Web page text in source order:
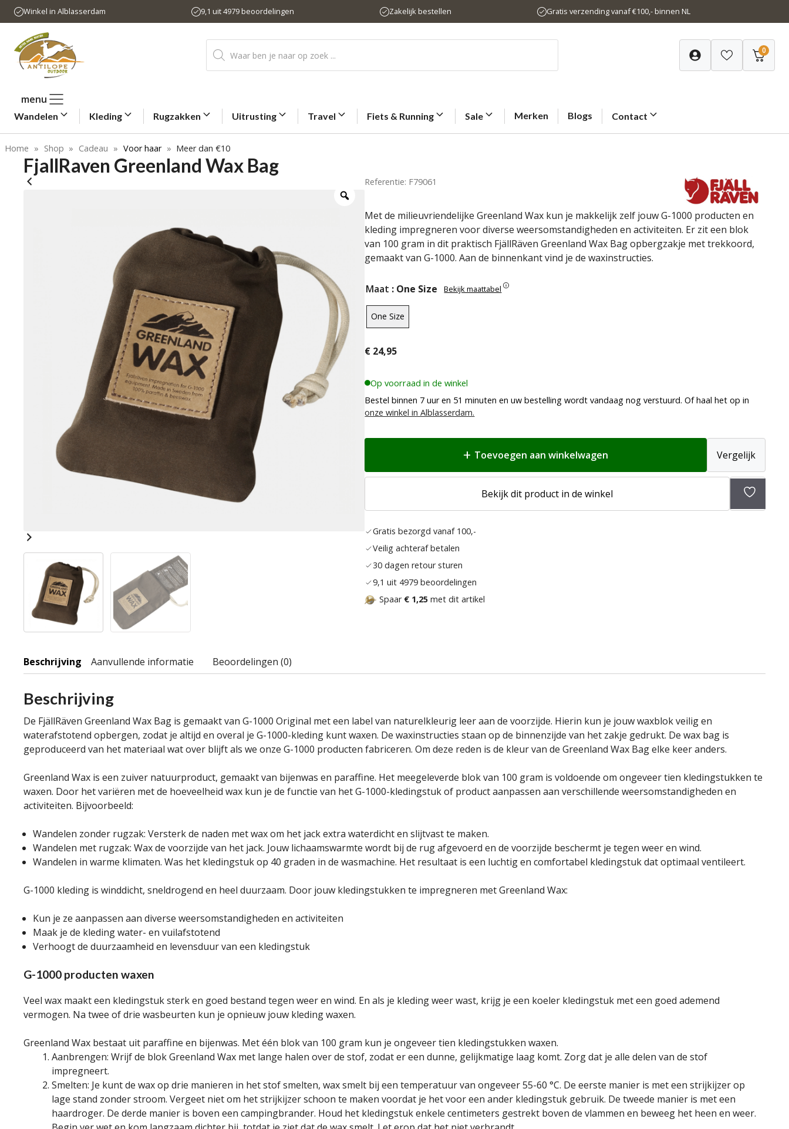
naar
inhoud
Winkel in Alblasserdam 9,1 uit 4979 beoordelingen Zakelijk bestellen Gratis verzending vanaf €100,- binnen NL
Producten
zoeken 0
menu
Wandelen Kleding Rugzakken Uitrusting Travel Fiets & Running Sale Merken Blogs Contact
Home » Shop » Cadeau » Voor haar » Meer dan €10
FjallRaven Greenland Wax Bag
Referentie: F79061
Met de milieuvriendelijke Greenland Wax kun je makkelijk zelf jouw G-1000 producten en
kleding impregneren voor diverse weersomstandigheden en activiteiten. Er zit een blok
van 100 gram in dit praktisch FjällRäven Greenland Wax Bag opbergzakje met trekkoord,
gemaakt van G-1000. Aan de binnenkant vind je de waxinstructies.
Maat : One Size Bekijk maattabel
One Size
€ 24,95
Op voorraad in de winkel
Bestel binnen 7 uur en 51 minuten en uw bestelling wordt vandaag nog verstuurd. Of haal het op in
onze winkel in Alblasserdam.
Toevoegen aan winkelwagen Vergelijk
Bekijk dit product in de winkel
Gratis bezorgd vanaf 100,-
Veilig achteraf betalen
30 dagen retour sturen
9,1 uit 4979 beoordelingen
Spaar € 1,25 met dit artikel
Beschrijving Aanvullende informatie Beoordelingen (0)
Beschrijving
De FjällRäven Greenland Wax Bag is gemaakt van G-1000 Original met een label van naturelkleurig leer aan de voorzijde. Hierin kun je jouw waxblok veilig en
waterafstotend opbergen, zodat je altijd en overal je G-1000-kleding kunt waxen. De waxinstructies staan op de binnenzijde van het zakje gedrukt. De wax bag is
geproduceerd van het materiaal wat over blijft als we onze G-1000 producten fabriceren. Om deze reden is de kleur van de Greenland Wax Bag elke keer anders.
Greenland Wax is een zuiver natuurproduct, gemaakt van bijenwas en paraffine. Het meegeleverde blok van 100 gram is voldoende om ongeveer tien kledingstukken te
waxen. Door het variëren met de hoeveelheid wax kun je de functie van het G-1000-kledingstuk of product aanpassen aan verschillende weersomstandigheden en
activiteiten. Bijvoorbeeld:
Wandelen zonder rugzak: Versterk de naden met wax om het jack extra waterdicht en slijtvast te maken.
Wandelen met rugzak: Wax de voorzijde van het jack. Jouw lichaamswarmte wordt bij de rug afgevoerd en de voorzijde beschermt je tegen weer en wind.
Wandelen in warme klimaten. Was het kledingstuk op 40 graden in de wasmachine. Het resultaat is een luchtig en comfortabel kledingstuk dat optimaal ventileert.
G-1000 kleding is winddicht, sneldrogend en heel duurzaam. Door jouw kledingstukken te impregneren met Greenland Wax:
Kun je ze aanpassen aan diverse weersomstandigheden en activiteiten
Maak je de kleding water- en vuilafstotend
Verhoogt de duurzaamheid en levensduur van een kledingstuk
G-1000 producten waxen
Veel wax maakt een kledingstuk sterk en goed bestand tegen weer en wind. En als je kleding weer wast, krijg je een koeler kledingstuk met een goed ademend
vermogen. Na twee of drie wasbeurten kun je opnieuw jouw kleding waxen.
Greenland Wax bestaat uit paraffine en bijenwas. Met één blok van 100 gram kun je ongeveer tien kledingstukken waxen.
Aanbrengen: Wrijf de blok Greenland Wax met lange halen over de stof, zodat er een dunne, gelijkmatige laag komt. Zorg dat je alle delen van de stof
impregneert.
Smelten: Je kunt de wax op drie manieren in het stof smelten, wax smelt bij een temperatuur van ongeveer 55-60 °C. De eerste manier is met een strijkijzer op
lage stand zonder stroom. Vergeet niet om het strijkijzer schoon te maken voordat je het voor een ander kledingstuk gebruik. De tweede manier is met een
haardroger. De derde manier is boven een campingbrander. Houd het kledingstuk enkele centimeters gestrekt boven de vlammen en beweeg het heen en weer.